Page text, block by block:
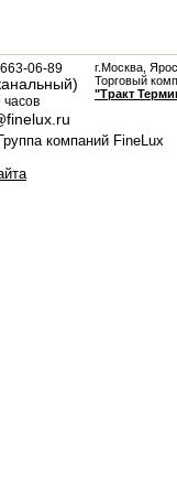
06-89
часов
г.Москва,
Торговый
"Тракт
компаний FineLux